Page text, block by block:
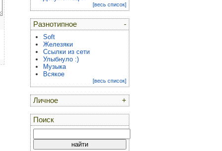
[весь список]
-
Разнотипное
Soft
Железяки
Ссылки из сети
Улыбнуло :)
Музыка
Всякое
[весь список]
+
Личное
Поиск